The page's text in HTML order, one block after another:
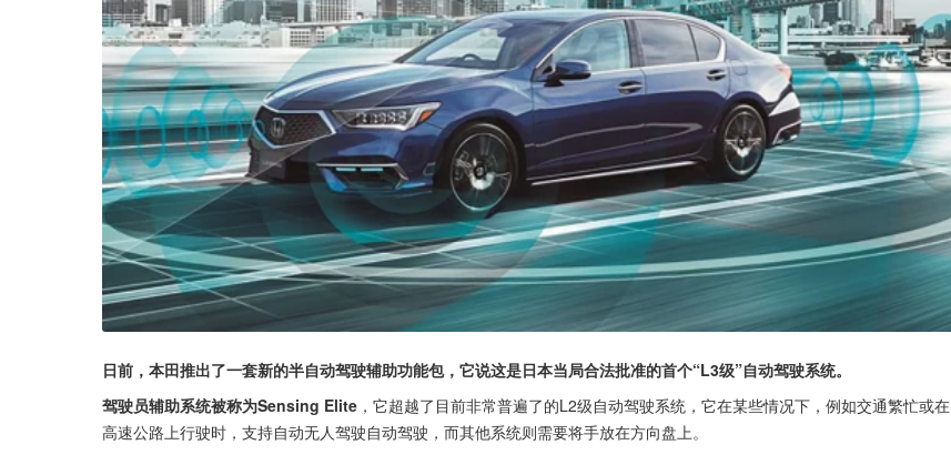
日前，本田推出了一套新的半自动驾驶辅助功能包，它说这是日本当局合法批准的首个“L3级”自动驾驶系统。
驾驶员辅助系统被称为Sensing Elite ，它超越了目前非常普遍了的L2级自动驾驶系统，它在某些情况下，例如交通繁忙或在
高速公路上行驶时，支持自动无人驾驶自动驾驶，而其他系统则需要将手放在方向盘上。